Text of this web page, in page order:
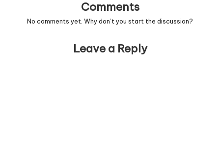
Comments
No comments yet. Why don’t you start the discussion?
Leave a Reply